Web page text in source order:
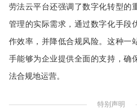
劳法云平台还强调了数字化转型的
管理的实际需求，通过数字化手段
作效率，并降低合规风险。这种一
手能够为企业提供全面的支持，确
法合规地运营。
特别声明